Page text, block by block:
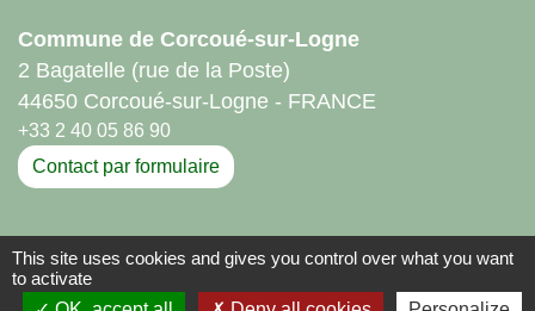
Commune de Corcoué-sur-Logne
2 Bagatelle (rue de la Poste)
44650 Corcoué-sur-Logne - FRANCE
+33 2 40 05 86 90
Contact par formulaire
Liens
Communauté de Communes - Sud Retz Atlantique
This site uses cookies and gives you control over what you want
to activate